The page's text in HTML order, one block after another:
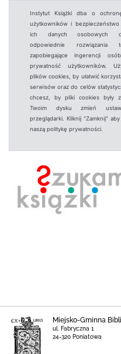
Instytut Książki dba o
użytkowników i bezpieczeństwo
ich danych osobowych
odpowiednie rozwiązania
zapobiegające ingerencji
prywatność użytkowników.
plików cookies, by ułatwić
serwisów oraz do celów
chcesz, by pliki cookies były
Twoim dysku zmień
przeglądarki. Kliknij "Zamknij"
naszą politykę prywatności.
Miejsko-Gminna
ul. Fabryczna 1
24-320 Poniatowa